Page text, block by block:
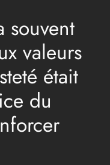
souvent
valeurs
était
du